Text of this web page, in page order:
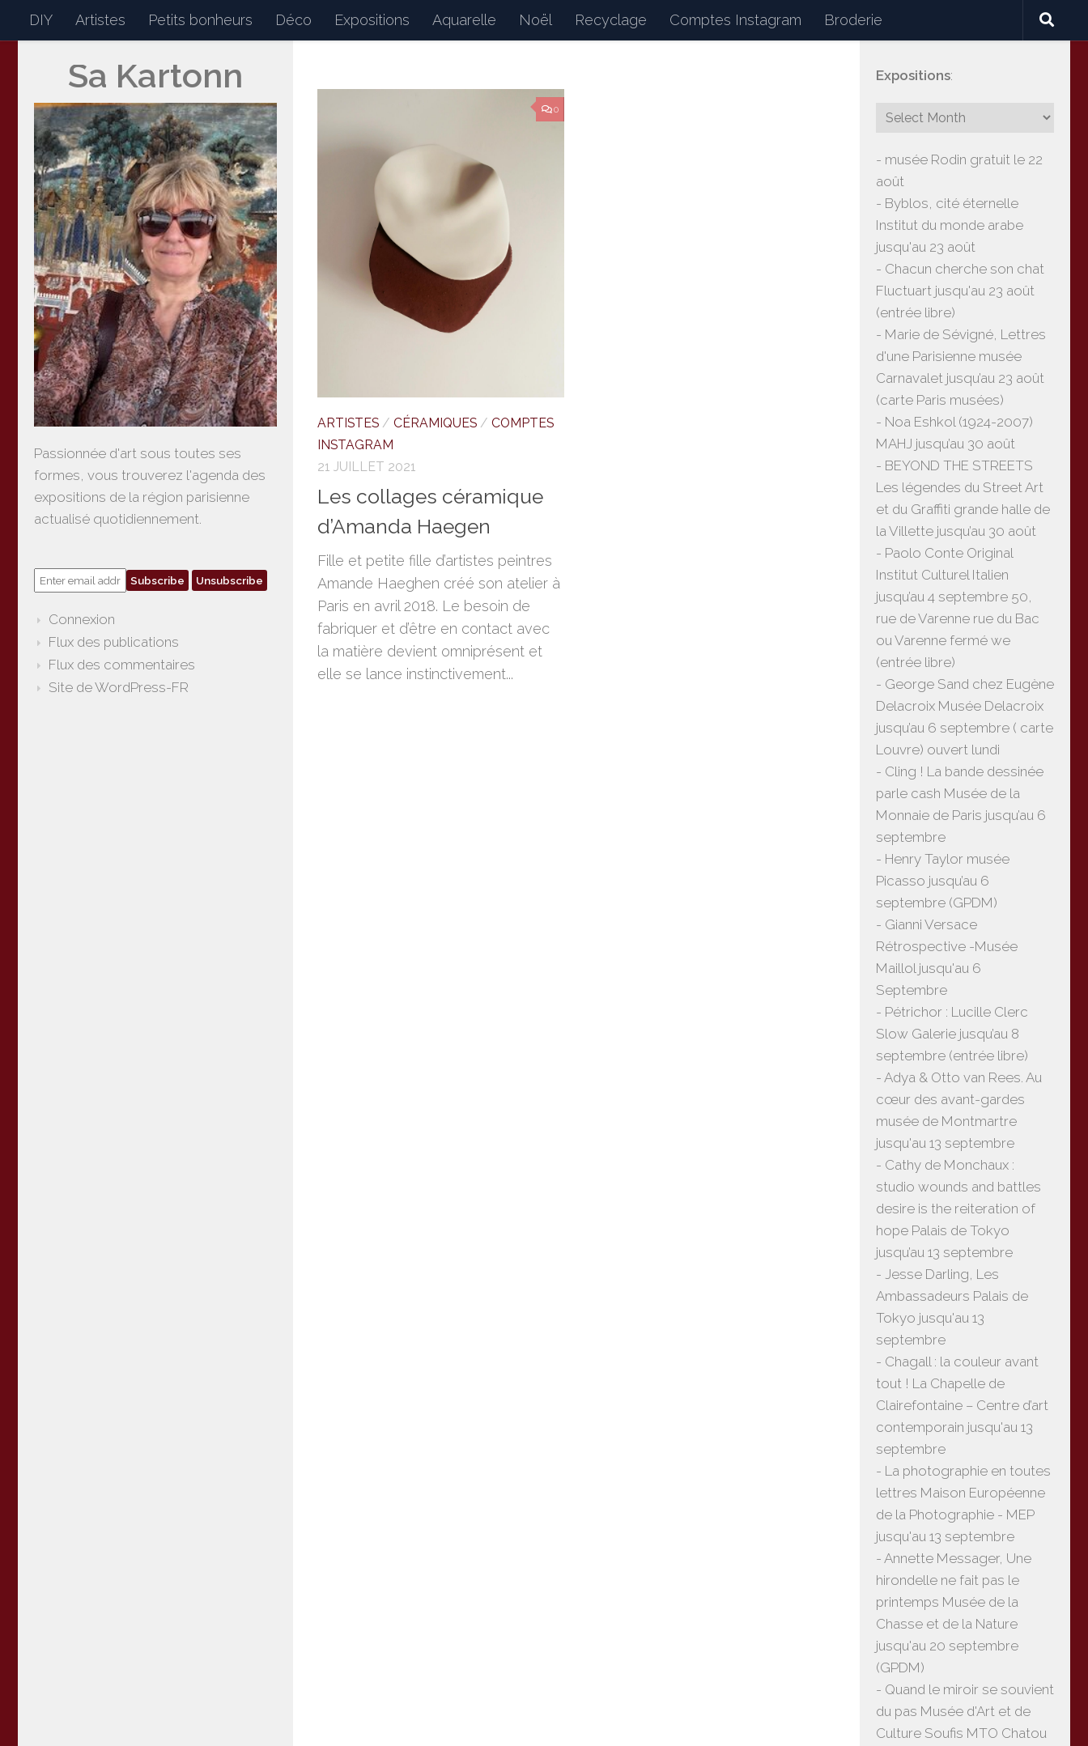
Skip to content
DIY Artistes Petits bonheurs Déco Expositions Aquarelle Noël Recyclage Comptes Instagram Broderie
SakartonnMon petit journal de bord : petits bonheurs du quotidien, dessins, peintures, céramiques, lectures, expositions, voyages
0
ARTISTES / CÉRAMIQUES / COMPTES
INSTAGRAM
21 JUILLET 2021
Les collages céramique
d’Amanda Haegen
Fille et petite fille d’artistes peintres
Amande Haeghen créé son atelier à
Paris en avril 2018. Le besoin de
fabriquer et d’être en contact avec
la matière devient omniprésent et
elle se lance instinctivement...
Sa Kartonn
Passionnée d'art sous toutes ses
formes, vous trouverez l'agenda des
expositions de la région parisienne
actualisé quotidiennement.
Connexion
Flux des publications
Flux des commentaires
Site de WordPress-FR
Expositions:
- musée Rodin gratuit le 22
août
- Byblos, cité éternelle
Institut du monde arabe
jusqu'au 23 août
- Chacun cherche son chat
Fluctuart jusqu'au 23 août
(entrée libre)
- Marie de Sévigné, Lettres
d'une Parisienne musée
Carnavalet jusqu’au 23 août
(carte Paris musées)
- Noa Eshkol (1924-2007)
MAHJ jusqu’au 30 août
- BEYOND THE STREETS
Les légendes du Street Art
et du Graffiti grande halle de
la Villette jusqu’au 30 août
- Paolo Conte Original
Institut Culturel Italien
jusqu’au 4 septembre 50,
rue de Varenne rue du Bac
ou Varenne fermé we
(entrée libre)
- George Sand chez Eugène
Delacroix Musée Delacroix
jusqu’au 6 septembre ( carte
Louvre) ouvert lundi
- Cling ! La bande dessinée
parle cash Musée de la
Monnaie de Paris jusqu’au 6
septembre
- Henry Taylor musée
Picasso jusqu’au 6
septembre (GPDM)
- Gianni Versace
Rétrospective -Musée
Maillol jusqu'au 6
Septembre
- Pétrichor : Lucille Clerc
Slow Galerie jusqu’au 8
septembre (entrée libre)
- Adya & Otto van Rees. Au
cœur des avant-gardes
musée de Montmartre
jusqu'au 13 septembre
- Cathy de Monchaux :
studio wounds and battles
desire is the reiteration of
hope Palais de Tokyo
jusqu’au 13 septembre
- Jesse Darling, Les
Ambassadeurs Palais de
Tokyo jusqu'au 13
septembre
- Chagall : la couleur avant
tout ! La Chapelle de
Clairefontaine – Centre d’art
contemporain jusqu'au 13
septembre
- La photographie en toutes
lettres Maison Européenne
de la Photographie - MEP
jusqu'au 13 septembre
- Annette Messager, Une
hirondelle ne fait pas le
printemps Musée de la
Chasse et de la Nature
jusqu'au 20 septembre
(GPDM)
- Quand le miroir se souvient
du pas Musée d'Art et de
Culture Soufis MTO Chatou